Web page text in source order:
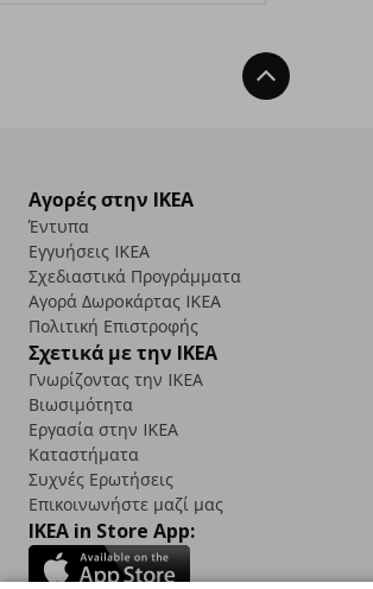
Back To Top
Αγορές στην IKEA
Έντυπα
Εγγυήσεις IKEA
Σχεδιαστικά Προγράμματα
Αγορά Δωρoκάρτας IKEA
Πολιτική Επιστροφής
Σχετικά με την IKEA
Γνωρίζοντας την IKEA
Βιωσιμότητα
Εργασία στην IKEA
Καταστήματα
Συχνές Ερωτήσεις
Επικοινωνήστε μαζί μας
IKEA in Store App: